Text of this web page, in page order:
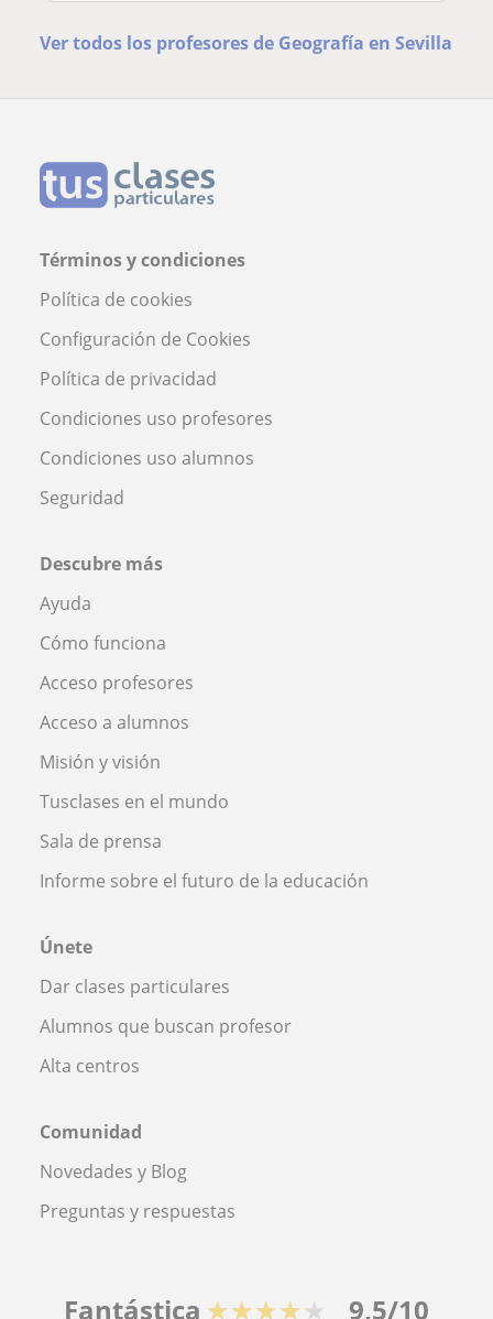
Ver todos los profesores de Geografía en Sevilla
Términos y condiciones
Política de cookies
Configuración de Cookies
Política de privacidad
Condiciones uso profesores
Condiciones uso alumnos
Seguridad
Descubre más
Ayuda
Cómo funciona
Acceso profesores
Acceso a alumnos
Misión y visión
Tusclases en el mundo
Sala de prensa
Informe sobre el futuro de la educación
Únete
Dar clases particulares
Alumnos que buscan profesor
Alta centros
Comunidad
Novedades y Blog
Preguntas y respuestas
Fantástica ★★★★★ 9,5/10